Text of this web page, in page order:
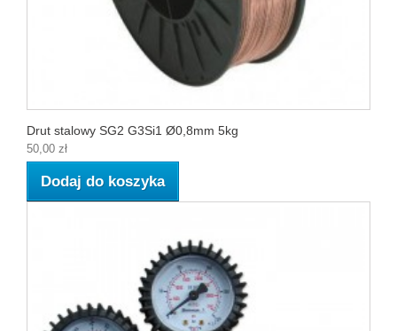
Drut stalowy SG2 G3Si1 Ø0,8mm 5kg
50,00 zł
Dodaj do koszyka